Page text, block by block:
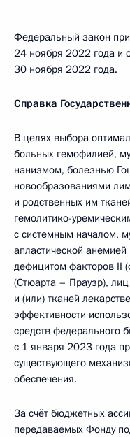
Федеральный закон
24 ноября 2022 года и
30 ноября 2022 года.
Справка
В целях выбора
больных гемофилией,
нанизмом, болезнью
новообразованиями
и родственных им
гемолитико-
с системным началом,
апластической
дефицитом факторов II
(Стюарта – Прауэр),
и (или) тканей
эффективности
средств
с 1 января 2023 года
существующего
обеспечения.
За счёт бюджетных
передаваемых Фонду